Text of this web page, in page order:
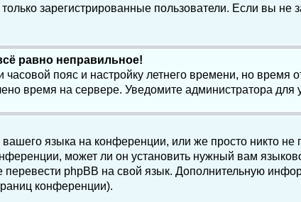
зарегистрированные пользователи. Если вы не
равно неправильное!
пояс и настройку летнего времени, но время
время на сервере. Уведомите администратора для
языка на конференции, или же просто никто
может ли он установить нужный вам
перевести phpBB на свой язык. Дополнительную
конференции).